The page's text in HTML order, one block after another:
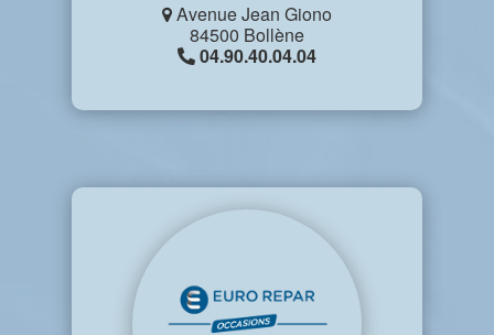
Avenue Jean Giono
84500 Bollène
04.90.40.04.04